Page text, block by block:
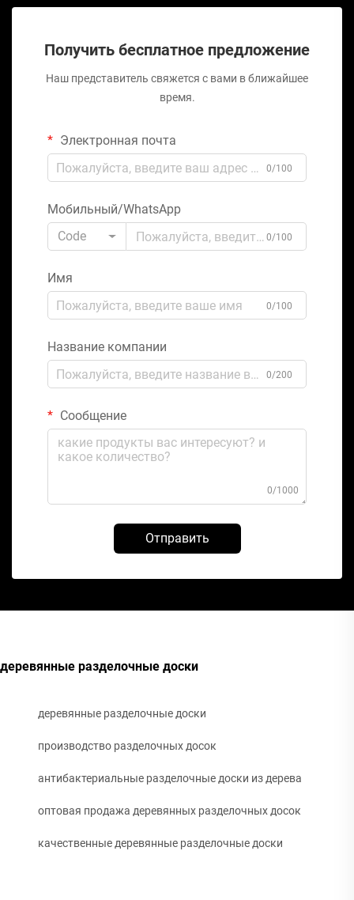
Получить бесплатное предложение
Наш представитель свяжется с вами в ближайшее
время.
Электронная почта
0/100
Мобильный/WhatsApp
Code
0/100
Имя
0/100
Название компании
0/200
Сообщение
0/1000
Отправить
деревянные разделочные доски
деревянные разделочные доски
производство разделочных досок
антибактериальные разделочные доски из дерева
оптовая продажа деревянных разделочных досок
качественные деревянные разделочные доски